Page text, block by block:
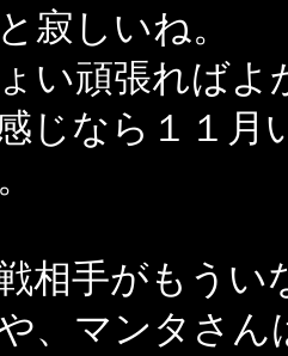
寂しいね。
い頑張ればよ
じなら１１月
相手がもうい
、マンタさん